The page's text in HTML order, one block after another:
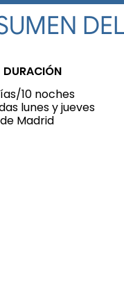
DURACIÓN
10 noches
lunes y jueves
Madrid